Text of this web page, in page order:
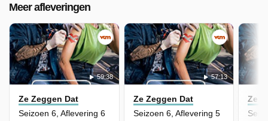
Meer afleveringen
59:38
Ze Zeggen Dat
Seizoen 6, Aflevering 6
57:13
Ze Zeggen Dat
Seizoen 6, Aflevering 5
Ze